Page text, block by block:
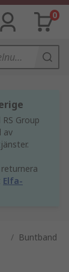
0
Group
av
Elfa-
/ Buntband